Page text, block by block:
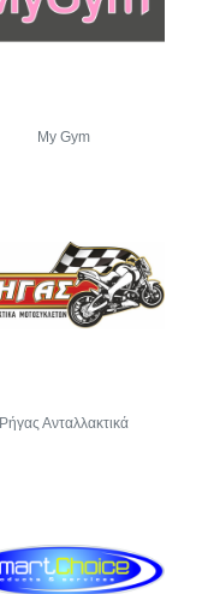
My Gym
Ρήγας Ανταλλακτικά